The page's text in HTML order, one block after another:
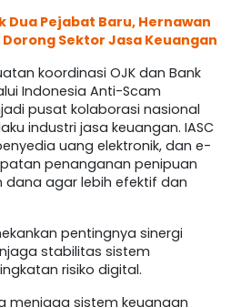
Dua Pejabat Baru, Hernawan
Sektor Jasa Keuangan
koordinasi OJK dan Bank
Indonesia Anti-Scam
pusat kolaborasi nasional
industri jasa keuangan. IASC
uang elektronik, dan e-
penanganan penipuan
agar lebih efektif dan
pentingnya sinergi
stabilitas sistem
risiko digital.
menjaga sistem keuangan